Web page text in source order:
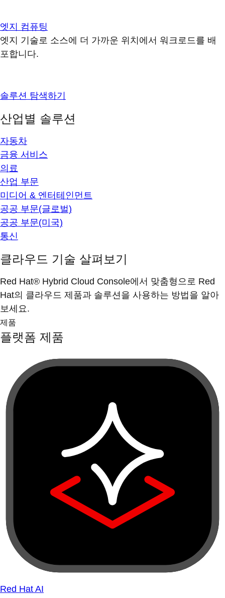
엣지 컴퓨팅
엣지 기술로 소스에 더 가까운 위치에서 워크로드를 배
포합니다.
솔루션 탐색하기
산업별 솔루션
자동차
금융 서비스
의료
산업 부문
미디어 & 엔터테인먼트
공공 부문(글로벌)
공공 부문(미국)
통신
클라우드 기술 살펴보기
Red Hat® Hybrid Cloud Console에서 맞춤형으로 Red
Hat의 클라우드 제품과 솔루션을 사용하는 방법을 알아
보세요.
제품
플랫폼 제품
Red Hat AI